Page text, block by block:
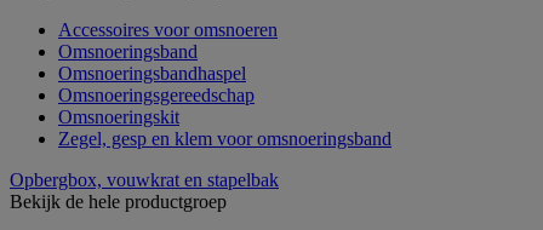
Accessoires voor omsnoeren
Omsnoeringsband
Omsnoeringsbandhaspel
Omsnoeringsgereedschap
Omsnoeringskit
Zegel, gesp en klem voor omsnoeringsband
Opbergbox, vouwkrat en stapelbak
Bekijk de hele productgroep